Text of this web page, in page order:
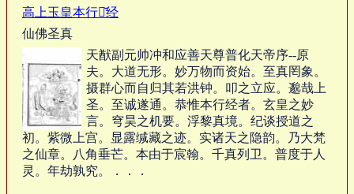
高上玉皇本行集̆经
仙佛圣真
天猷副元帅冲和应善天尊普化天帝序--原
夫。大道无形。妙万物而资始。至真罔象。
摄群心而自归其若洪钟。叩之立应。邈哉上
圣。至诚遂通。恭惟本行经者。玄皇之妙
言。穹昊之机要。浮黎真境。纪谈授道之
初。紫微上宫。显露缄藏之迹。实诸天之隐韵。乃大梵
之仙章。八角垂芒。本由于宸翰。千真列卫。普度于人
灵。年劫孰究。．．．